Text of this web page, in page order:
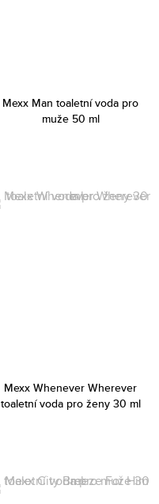
Mexx Man toaletní voda pro
muže 50 ml
Mexx Whenever Wherever
toaletní voda pro ženy 30 ml